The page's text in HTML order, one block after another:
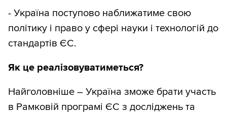
- Україна поступово наближатиме свою
політику і право у сфері науки і технологій до
стандартів ЄС.
Як це реалізовуватиметься?
Найголовніше – Україна зможе брати участь
в Рамковій програмі ЄС з досліджень та